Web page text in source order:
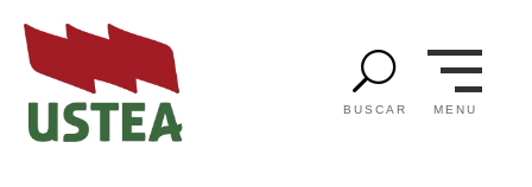
U
BUSCAR MENU